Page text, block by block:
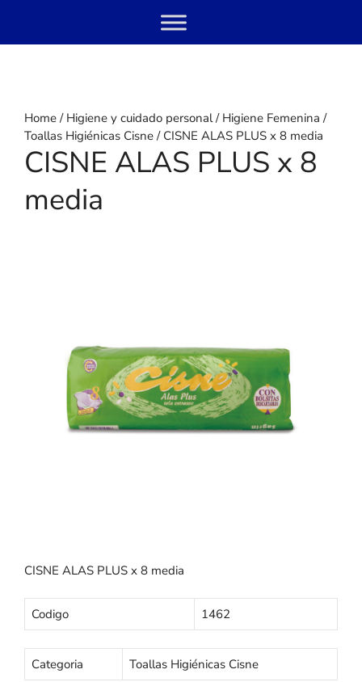
content
Home/ Higiene y cuidado personal/ Higiene Femenina /
Toallas Higiénicas Cisne/ CISNE ALAS PLUS x 8 media
CISNE ALAS PLUS x 8
media
CISNE ALAS PLUS x 8 media
Codigo 1462
Categoria Toallas Higiénicas Cisne